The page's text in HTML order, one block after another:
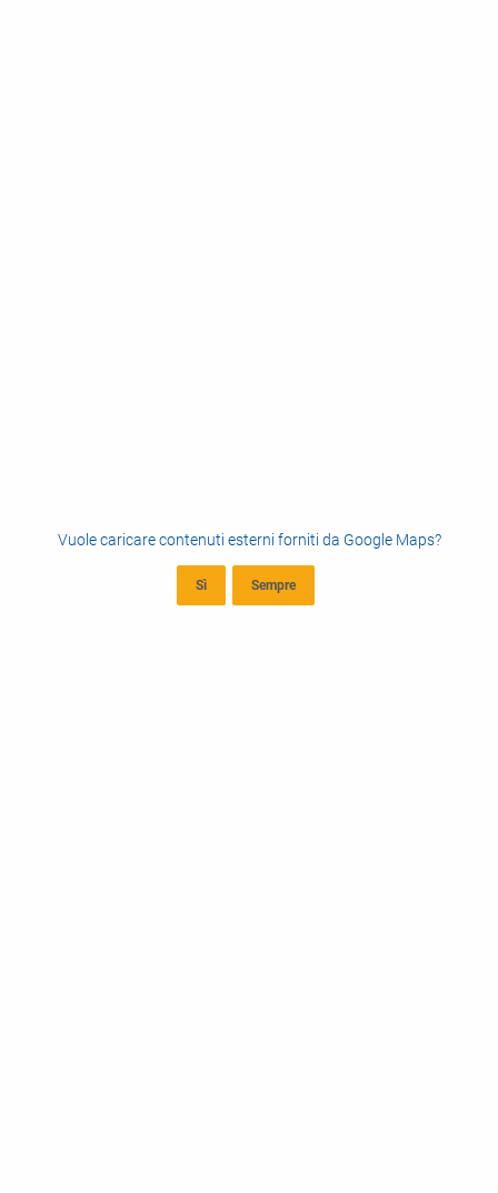
Vuole caricare contenuti esterni forniti da Google Maps?
Sì Sempre